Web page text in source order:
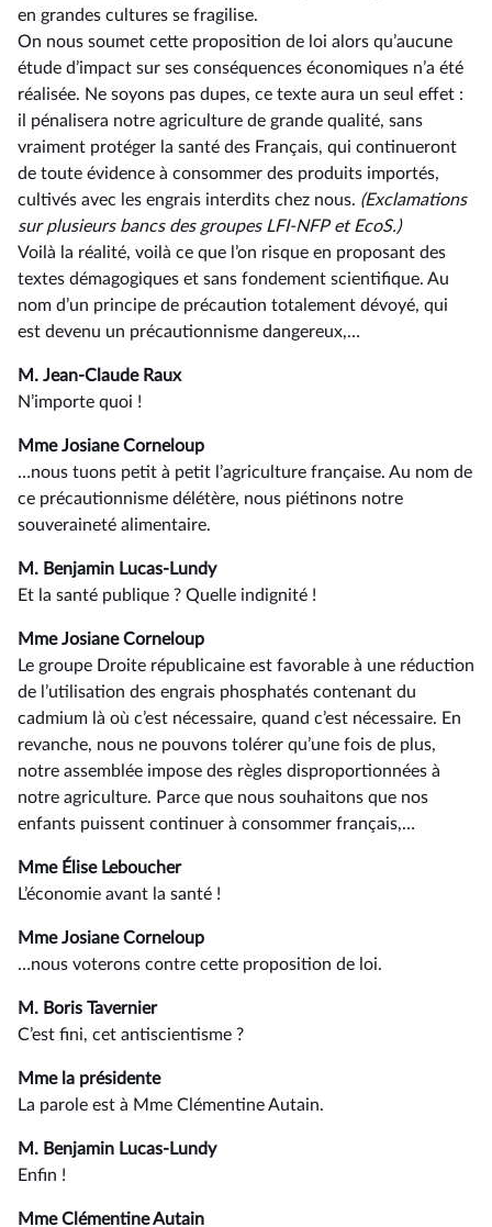
en grandes cultures se fragilise.
On nous soumet cette proposition de loi alors qu’aucune
étude d’impact sur ses conséquences économiques n’a été
réalisée. Ne soyons pas dupes, ce texte aura un seul effet :
il pénalisera notre agriculture de grande qualité, sans
vraiment protéger la santé des Français, qui continueront
de toute évidence à consommer des produits importés,
cultivés avec les engrais interdits chez nous. (Exclamations
surplusieursbancsdesgroupesLFI-NFPetEcoS.)
Voilà la réalité, voilà ce que l’on risque en proposant des
textes démagogiques et sans fondement scientifique. Au
nom d’un principe de précaution totalement dévoyé, qui
est devenu un précautionnisme dangereux,…
M. Jean-Claude Raux
N’importe quoi !
Mme Josiane Corneloup
…nous tuons petit à petit l’agriculture française. Au nom de
ce précautionnisme délétère, nous piétinons notre
souveraineté alimentaire.
M. Benjamin Lucas-Lundy
Et la santé publique ? Quelle indignité !
Mme Josiane Corneloup
Le groupe Droite républicaine est favorable à une réduction
de l’utilisation des engrais phosphatés contenant du
cadmium là où c’est nécessaire, quand c’est nécessaire. En
revanche, nous ne pouvons tolérer qu’une fois de plus,
notre assemblée impose des règles disproportionnées à
notre agriculture. Parce que nous souhaitons que nos
enfants puissent continuer à consommer français,…
Mme Élise Leboucher
L’économie avant la santé !
Mme Josiane Corneloup
…nous voterons contre cette proposition de loi.
M. Boris Tavernier
C’est fini, cet antiscientisme ?
Mme la présidente
La parole est à Mme Clémentine Autain.
M. Benjamin Lucas-Lundy
Enfin !
Mme Clémentine Autain